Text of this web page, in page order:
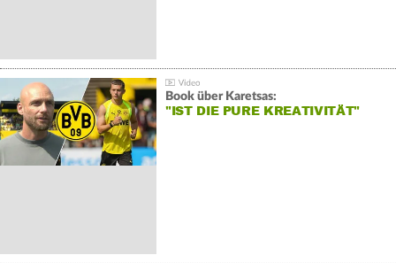
Book über Karetsas:
"IST DIE PURE KREATIVITÄT"